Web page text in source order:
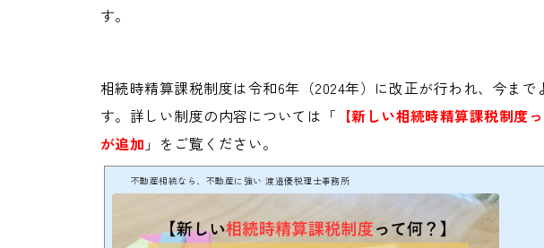
す。
相続時精算課税制度は令和6年（2024年）に改正が行われ、今ま
す。詳しい制度の内容については「 【新しい相続時精算課税制度
が追加 」をご覧ください。
不動産相続なら、不動産に強い 渡邉優税理士事務所